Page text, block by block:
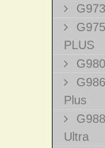
PLUS
Plus
Ultra